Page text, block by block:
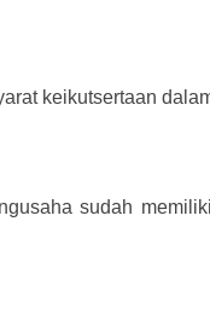
keikutsertaan
sudah